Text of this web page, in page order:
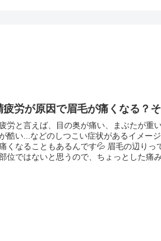
疲労が原因で眉毛が痛くなる？
労と言えば、目の奥が痛い、まぶたが重
酷い...などのしつこい症状があるイメー
くなることもあるんです💦 眉毛の辺りっ
位ではないと思うので、ちょっとした痛み